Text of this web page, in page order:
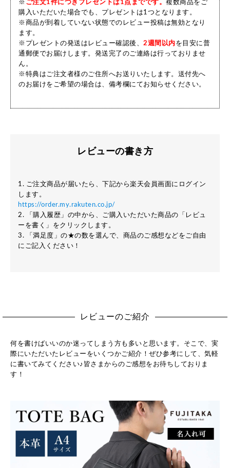
※ ご注文1件につきプレゼントは1点までです。 複数商品をご
購入いただいた場合でも、プレゼントは1つとなります。
※商品が到着していない状態でのレビュー投稿は無効となり
ます。
※プレゼントの発送はレビュー確認後、 2週間以内を目安に普
通郵便でお届けします。発送完了のご連絡は行っておりませ
ん。
※特典はご注文者様のご住所へお送りいたします。送付先へ
のお届けをご希望の場合は、備考欄にてお知らせください。
レビューの書き方
1. ご注文商品が届いたら、下記から楽天会員画面にログイン
します。
https://order.my.rakuten.co.jp/
2. 「購入履歴」の中から、ご購入いただいた商品の「レビュ
ーを書く」をクリックします。
3. 「満足度」の★の数を選んで、商品のご感想などをご自由
にご記入ください！
レビューのご紹介
何を書けばいいのか迷ってしまう方も多いと思います。そこで、実
際にいただいたレビューをいくつかご紹介！ぜひ参考にして、気軽
に書いてみてください♪皆さまからのご感想をお待ちしておりま
す！